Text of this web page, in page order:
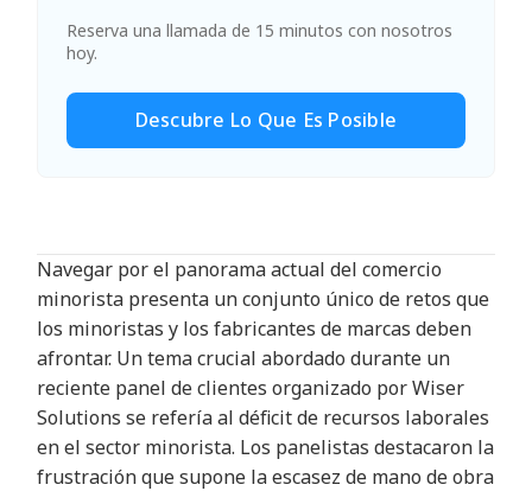
Reserva una llamada de 15 minutos con nosotros
hoy.
Descubre Lo Que Es Posible
Navegar por el panorama actual del comercio
minorista presenta un conjunto único de retos que
los minoristas y los fabricantes de marcas deben
afrontar. Un tema crucial abordado durante un
reciente panel de clientes organizado por Wiser
Solutions se refería al déficit de recursos laborales
en el sector minorista. Los panelistas destacaron la
frustración que supone la escasez de mano de obra